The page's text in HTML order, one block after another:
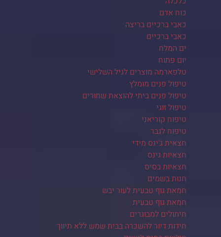
כוח אדם
כאבי ברכיים בריצה
כאבי ברכיים
ים המלח
יום פתוח
טלפארמה מוצרים לגיל השלישי
טיפול פנים מומלץ
טיפול פנים ביתי להוצאת שחורים
טיפול זוגי
טיפוח קוריאני
טיפוח לגבר
חצאית ג'ינס מידי
חצאיות גינס
חצאיות בסיס
חנות בשמים
חמאת גוף טבעית לעור יבש
חמאת גוף טבעית
חיתולים למבוגרים
חידות דיור להשכרה בבית שמש ללא תיווך